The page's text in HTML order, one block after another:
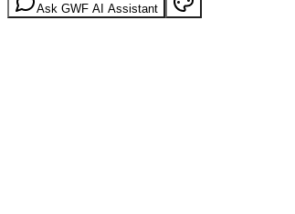
Ask GWF AI Assistant